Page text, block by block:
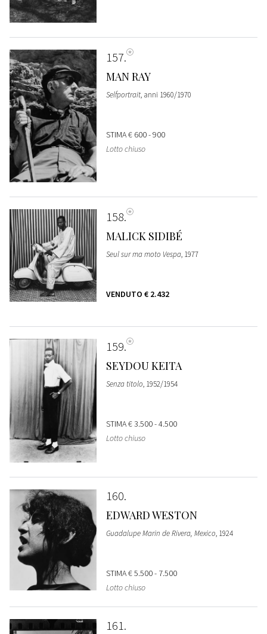
157
MAN RAY
Selfportrait, anni 1960/1970
STIMA€ 600 - 900
Lotto chiuso
158
MALICK SIDIBÉ
Seul sur ma moto Vespa, 1977
VENDUTO € 2.432
159
SEYDOU KEITA
Senza titolo, 1952/1954
STIMA€ 3.500 - 4.500
Lotto chiuso
160
EDWARD WESTON
Guadalupe Marin de Rivera, Mexico, 1924
STIMA€ 5.500 - 7.500
Lotto chiuso
161